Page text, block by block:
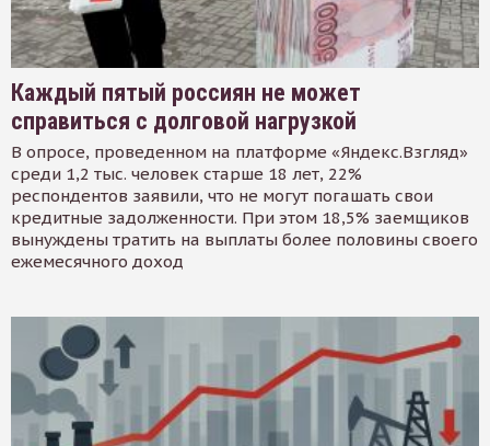
Каждый пятый россиян не может
справиться с долговой нагрузкой
В опросе, проведенном на платформе «Яндекс.Взгляд»
среди 1,2 тыс. человек старше 18 лет, 22%
респондентов заявили, что не могут погашать свои
кредитные задолженности. При этом 18,5% заемщиков
вынуждены тратить на выплаты более половины своего
ежемесячного доход